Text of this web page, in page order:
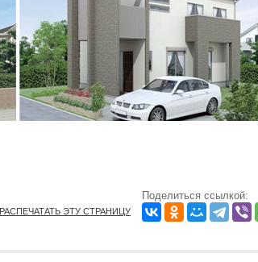
РАСПЕЧАТАТЬ ЭТУ СТРАНИЦУ
Поделиться ссылкой: